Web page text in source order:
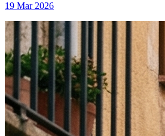
19 Mar 2026